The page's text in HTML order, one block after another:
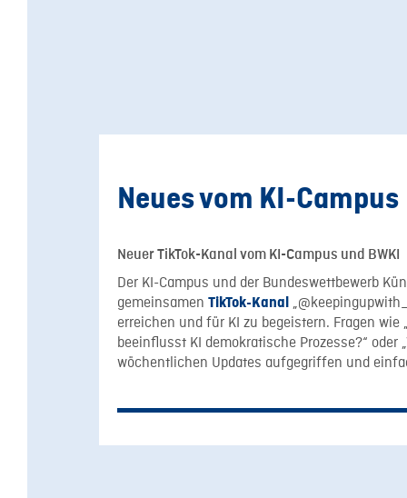
Neues vom KI-Campus
Neuer TikTok-Kanal vom KI-Campus und BWKI
Der KI-Campus und der Bundeswettbewerb
gemeinsamen TikTok-Kanal
erreichen und für KI zu begeistern. Fragen wie
beeinflusst KI demokratische Prozesse?“ oder
wöchentlichen Updates aufgegriffen und